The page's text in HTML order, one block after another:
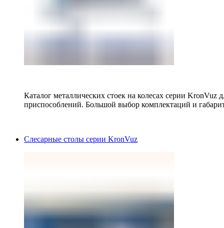
Каталог металлических стоек на колесах серии KronVuz
приспособлений. Большой выбор комплектаций и
Слесарные столы серии KronVuz